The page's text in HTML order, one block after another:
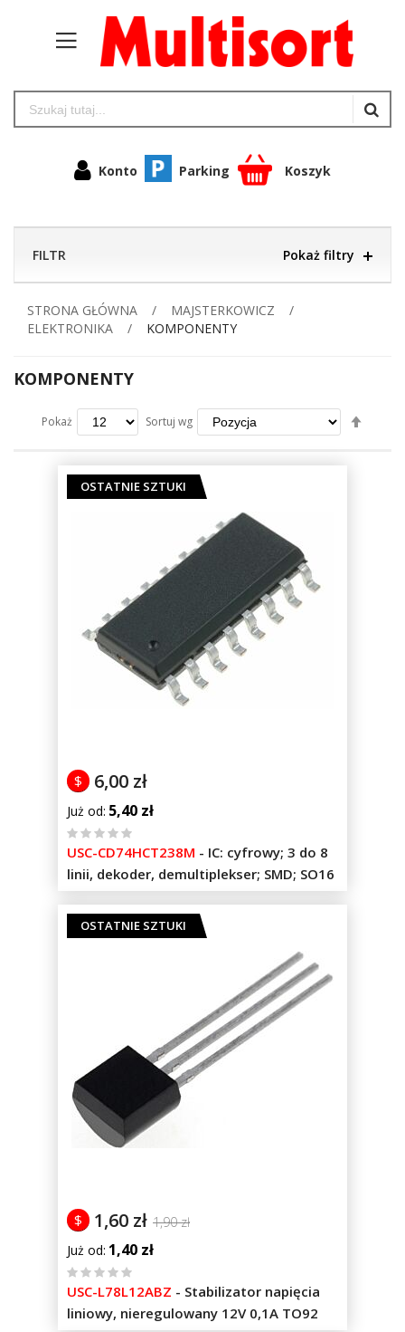
Konto Parking Koszyk
FILTR Pokaż filtry
STRONA GŁÓWNA
MAJSTERKOWICZ
ELEKTRONIKA
KOMPONENTY
KOMPONENTY
Pokaż Sortuj wg
OSTATNIE SZTUKI
6,00 zł
$
Już od 5,40 zł
%
of
100
USC-CD74HCT238M - IC: cyfrowy; 3 do 8
linii, dekoder, demultiplekser; SMD; SO16
OSTATNIE SZTUKI
1,60 zł 1,90 zł
$
Już od 1,40 zł
%
of
100
USC-L78L12ABZ - Stabilizator napięcia
liniowy, nieregulowany 12V 0,1A TO92